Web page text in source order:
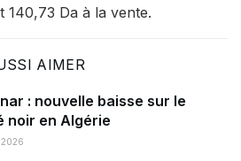
140,73 Da à la vente.
AIMER
: nouvelle baisse sur le
noir en Algérie